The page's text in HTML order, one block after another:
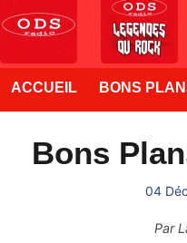
ACCUEIL BONS
Bons
04
Par